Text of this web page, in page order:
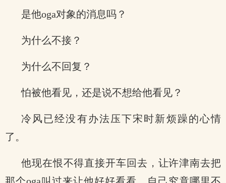
是他oga对象的消息吗？
为什么不接？
为什么不回复？
怕被他看见，还是说不想给他看见？
冷风已经没有办法压下宋时新烦躁的心情
了。
他现在恨不得直接开车回去，让许津南去把